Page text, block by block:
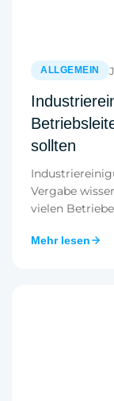
ALLGEMEIN
sollten
Vergabe
vielen
Mehr lesen